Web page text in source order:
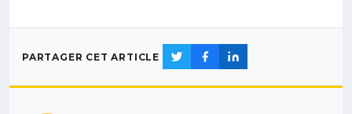
PARTAGER CET ARTICLE